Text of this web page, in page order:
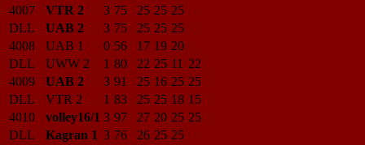
4007
VTR 2 3 75 25 25 25
DLL
UAB 2 3 75 25 25 25
4008
UAB 1 0 56 17 19 20
DLL
UWW 2 1 80 22 25 11 22
4009
UAB 2 3 91 25 16 25 25
DLL
VTR 2 1 83 25 25 18 15
4010
volley16/1 3 97 27 20 25 25
DLL
Kagran 1 3 76 26 25 25